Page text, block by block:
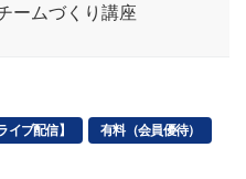
ームづくり講座
イブ配信】 有料（会員優待）